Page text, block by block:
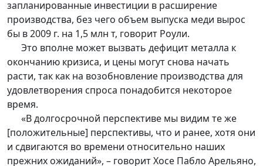
запланированные инвестиции в расширение
производства, без чего объем выпуска меди вырос
бы в 2009 г. на 1,5 млн т, говорит Роули.
Это вполне может вызвать дефицит металла к
окончанию кризиса, и цены могут снова начать
расти, так как на возобновление производства для
удовлетворения спроса понадобится некоторое
время.
«В долгосрочной перспективе мы видим те же
[положительные] перспективы, что и ранее, хотя они
и сдвигаются во времени относительно наших
прежних ожиданий», – говорит Хосе Пабло Арельяно,